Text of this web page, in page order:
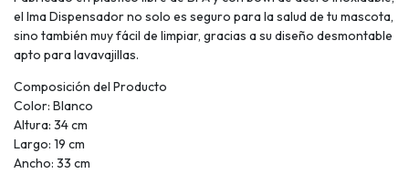
el Ima Dispensador no solo es seguro para la salud de tu mascota,
sino también muy fácil de limpiar, gracias a su diseño desmontable
apto para lavavajillas.
Composición del Producto
Color: Blanco
Altura: 34 cm
Largo: 19 cm
Ancho: 33 cm